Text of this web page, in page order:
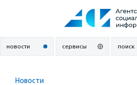
новости сервисы поиск
Новости